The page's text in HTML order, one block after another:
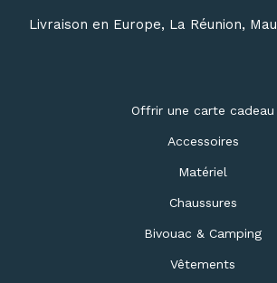
Livraison en Europe, La Réunion,
Offrir une carte cadeau
Accessoires
Matériel
Chaussures
Bivouac & Camping
Vêtements